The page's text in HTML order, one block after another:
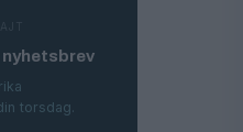
nyhetsbrev
torsdag.